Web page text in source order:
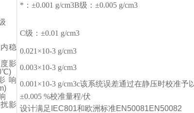
*：±0.001 g/cm3B级：±0.005 g/cm3
C级：±0.01 g/cm3
稳 0.021×10-3 g/cm3
影 0.003×10-3 g/cm3
响 0.001×10-3 g/cm3c该系统误差通过在静压时校准予
±0.005 %校准量程/伏
影 设计满足IEC801和欧洲标准EN50081EN50082